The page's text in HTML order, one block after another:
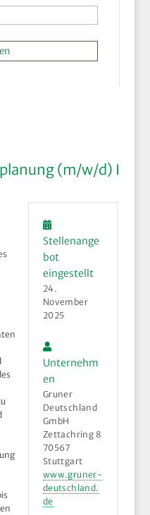
(m/w/d) I
Stellenange
bot
eingestellt
24.
November
2025
Unternehm
en
Gruner
Deutschland
GmbH
Zettachring 8
70567
Stuttgart
www.gruner-
deutschland.
de